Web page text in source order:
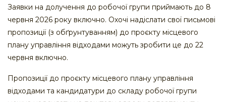
Заявки на долучення до робочої групи приймають до 8
червня 2026 року включно. Охочі надіслати свої письмові
пропозиції (з обґрунтуванням) до проєкту місцевого
плану управління відходами можуть зробити це до 22
червня включно.
Пропозиції до проєкту місцевого плану управління
відходами та кандидатури до складу робочої групи